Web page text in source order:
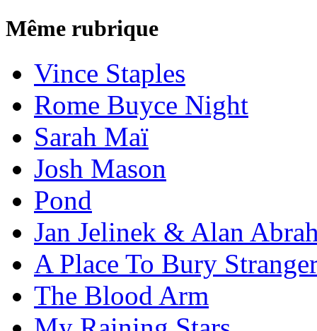
Même rubrique
Vince Staples
Rome Buyce Night
Sarah Maï
Josh Mason
Pond
Jan Jelinek & Alan
A Place To Bury
The Blood Arm